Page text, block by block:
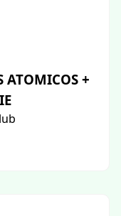
ATOMICOS +